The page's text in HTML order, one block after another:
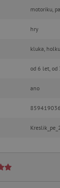
motoriku,
hry
kluka, holku
od 6 let, od
ano
COOKIES
nutné cookies
soubory cookie
a správa účtu.